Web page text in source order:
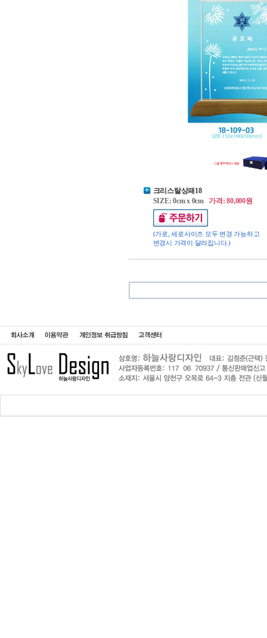
크리스탈상패18
SIZE: 0cm x 0cm가격: 80,000원
(가로, 세로사이즈 모두 변경 가능하고
변경시 가격이 달라집니다.)